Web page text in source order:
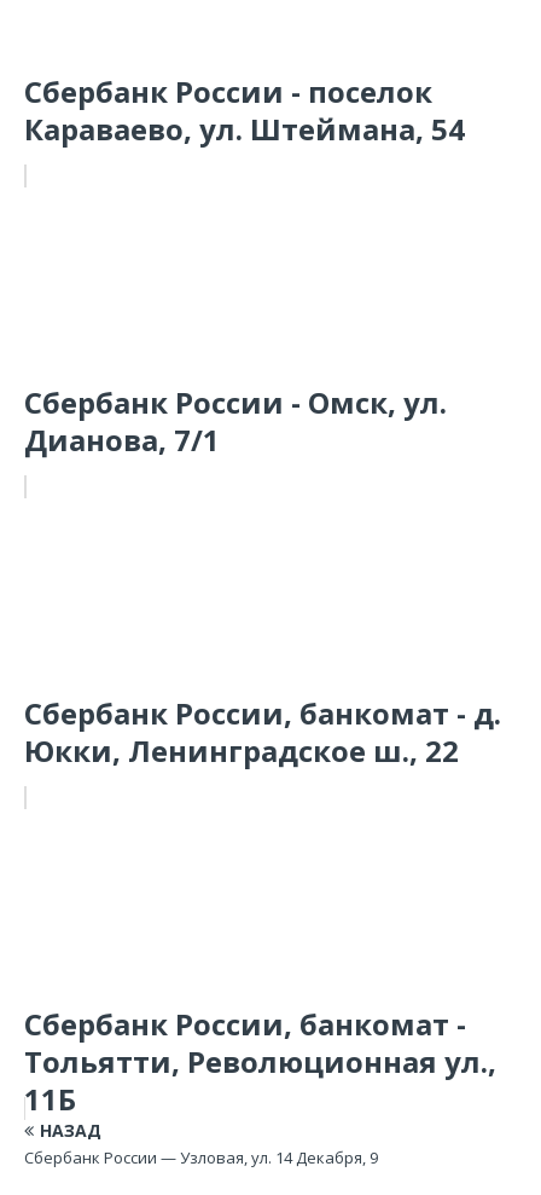
Сбербанк России - поселок
Караваево, ул. Штеймана, 54
Сбербанк России - Омск, ул.
Дианова, 7/1
Сбербанк России, банкомат - д.
Юкки, Ленинградское ш., 22
Сбербанк России, банкомат -
Тольятти, Революционная ул.,
11Б
НАЗАД
Сбербанк России — Узловая, ул. 14 Декабря, 9